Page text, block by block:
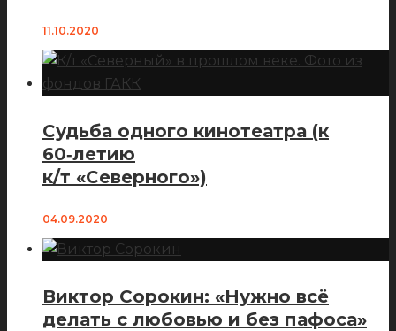
11.10.2020
Судьба одного кинотеатра (к
60‑летию
к/т «Северного»)
04.09.2020
Виктор Сорокин: «Нужно всё
делать с любовью и без пафоса»